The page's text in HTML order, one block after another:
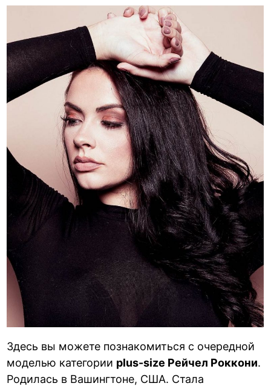
Здесь вы можете познакомиться с очередной
моделью категории plus-size Рейчел Роккони.
Родилась в Вашингтоне, США. Стала